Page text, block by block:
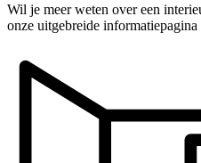
Wil je meer weten over een
onze uitgebreide